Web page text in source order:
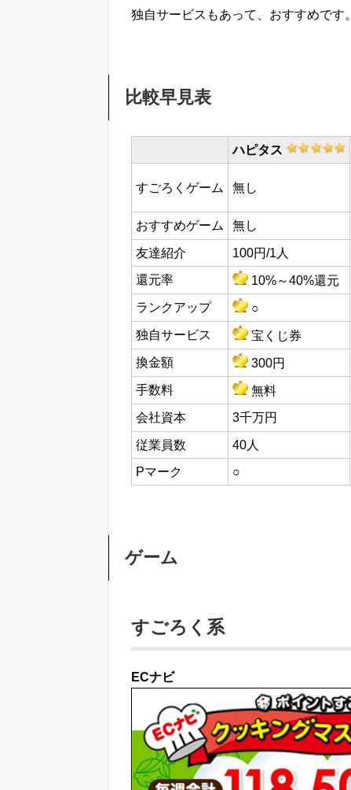
独自サービスもあって、おすすめです。
比較早見表
ハピタス
すごろくゲーム 無し
おすすめゲーム
無し
友達紹介
100円/1人
還元率
10%～40%還元
ランクアップ ○
独自サービス
宝くじ券
換金額
300円
手数料 無料
会社資本 3千万円
従業員数
40人
Pマーク
○
ゲーム
すごろく系
ECナビ